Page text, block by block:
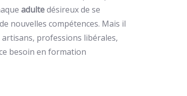
adultedésireux de se
nouvelles compétences. Mais il
artisans, professions libérales,
besoin en formation